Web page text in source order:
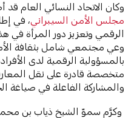
وكان الاتحاد النسائي العام قد
مجلس الأمن السيبراني، في
الرقمي وتعزيز دور المرأة في
وعي مجتمعي شامل بثقافة
بالمسؤولية الرقمية لدى
متخصصة قادرة على نقل
والمشاركة الفاعلة في صياغة
وكرَّم سموّ الشيخ ذياب بن